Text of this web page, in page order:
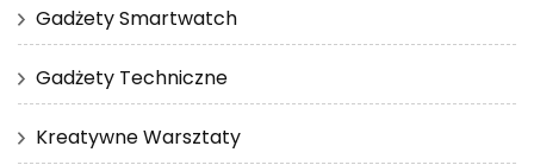
Gadżety Smartwatch
Gadżety Techniczne
Kreatywne Warsztaty